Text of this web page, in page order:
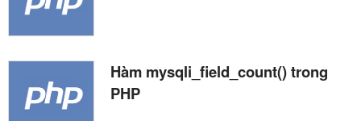
Hàm mysqli_field_count() trong
PHP